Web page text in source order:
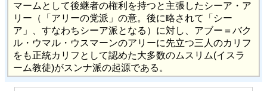
マームとして後継者の権利を持つと主張したシーア・ア
リー（「アリーの党派」の意。後に略されて「シー
ア」、すなわちシーア派となる）に対し、アブー＝バク
ル・ウマル・ウスマーンのアリーに先立つ三人のカリフ
をも正統カリフとして認めた大多数のムスリム(イスラ
ーム教徒)がスンナ派の起源である。